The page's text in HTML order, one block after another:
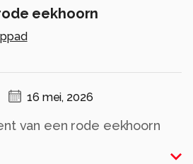
eekhoorn
16 mei, 2026
van een rode eekhoorn